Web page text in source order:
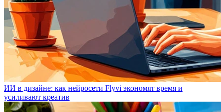
ИИ в дизайне: как нейросети Flyvi экономят время и
усиливают креатив